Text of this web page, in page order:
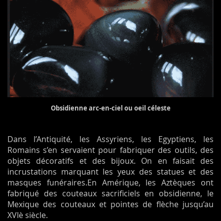
Obsidienne arc-en-ciel ou oeil céleste
Dans l’Antiquité, les Assyriens, les Egyptiens, les
Romains s’en servaient pour fabriquer des outils, des
objets décoratifs et des bijoux. On en faisait des
incrustations marquant les yeux des statues et des
masques funéraires.En Amérique, les Aztèques ont
fabriqué des couteaux sacrificiels en obsidienne, le
Mexique des couteaux et pointes de flèche jusqu’au
XVIè siècle.